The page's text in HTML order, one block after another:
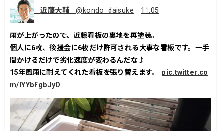
近藤大輔 @kondo_daisuke 11:05
雨が上がったので、近藤看板の裏地を再塗装。
個人に6枚、後援会に6枚だけ許可される大事な看板です。一手
間かけるだけで劣化速度が変わるんだな♪
15年風雨に耐えてくれた看板を張り替えます。 pic.twitter.co
m/lYYbFgbJyD